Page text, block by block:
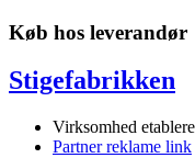
Køb hos leverandør
Stigefabrikken
Virksomhed
Partner reklame link